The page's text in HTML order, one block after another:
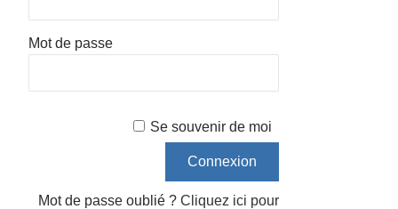
Mot de passe
Se souvenir de moi
Mot de passe oublié ?Cliquez ici pour